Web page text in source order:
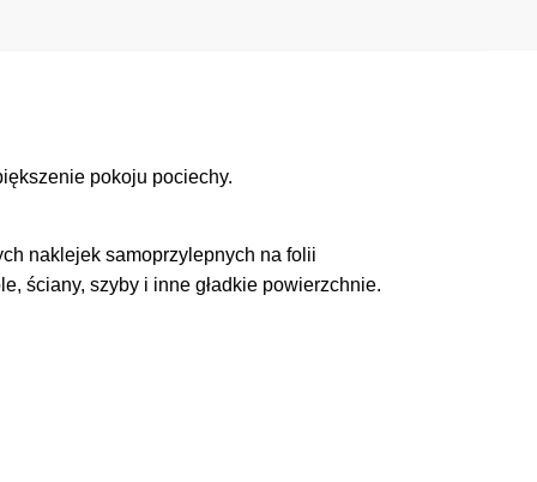
pokoju pociechy.
naklejek samoprzylepnych na folii
ściany, szyby i inne gładkie powierzchnie.